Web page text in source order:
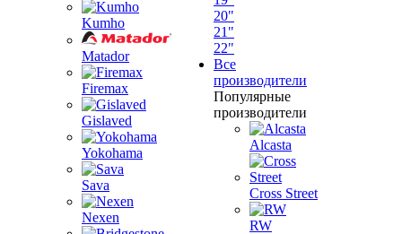
Kumho
Matador
Firemax
Gislaved
Yokohama
Sava
Nexen
20"
21"
22"
Все
производители
Популярные
производители
Alcasta
Cross Street
RW